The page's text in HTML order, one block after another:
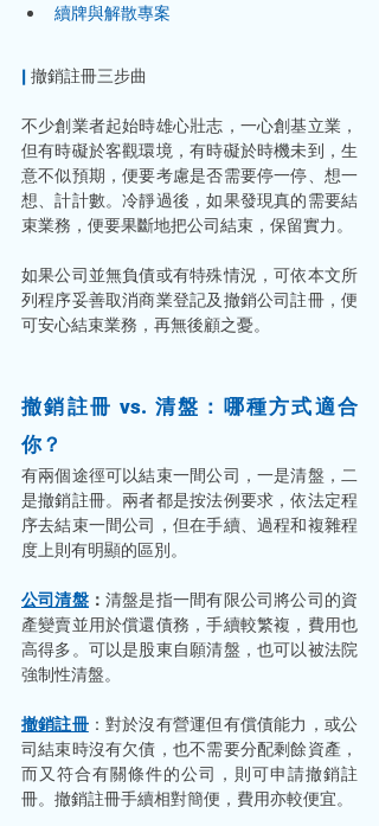
續牌與解散專案
| 撤銷註冊三步曲
不少創業者起始時雄心壯志，一心創基立業，
但有時礙於客觀環境，有時礙於時機未到，生
意不似預期，便要考慮是否需要停一停、想一
想、計計數。冷靜過後，如果發現真的需要結
束業務，便要果斷地把公司結束，保留實力。
如果公司並無負債或有特殊情況，可依本文所
列程序妥善取消商業登記及撤銷公司註冊，便
可安心結束業務，再無後顧之憂。
撤銷註冊 vs. 清盤：哪種方式適合
你？
有兩個途徑可以結束一間公司，一是清盤，二
是撤銷註冊。兩者都是按法例要求，依法定程
序去結束一間公司，但在手續、過程和複雜程
度上則有明顯的區別。
公司清盤：清盤是指一間有限公司將公司的資
產變賣並用於償還債務，手續較繁複，費用也
高得多。可以是股東自願清盤，也可以被法院
強制性清盤。
撤銷註冊：對於沒有營運但有償債能力，或公
司結束時沒有欠債，也不需要分配剩餘資產，
而又符合有關條件的公司，則可申請撤銷註
冊。撤銷註冊手續相對簡便，費用亦較便宜。